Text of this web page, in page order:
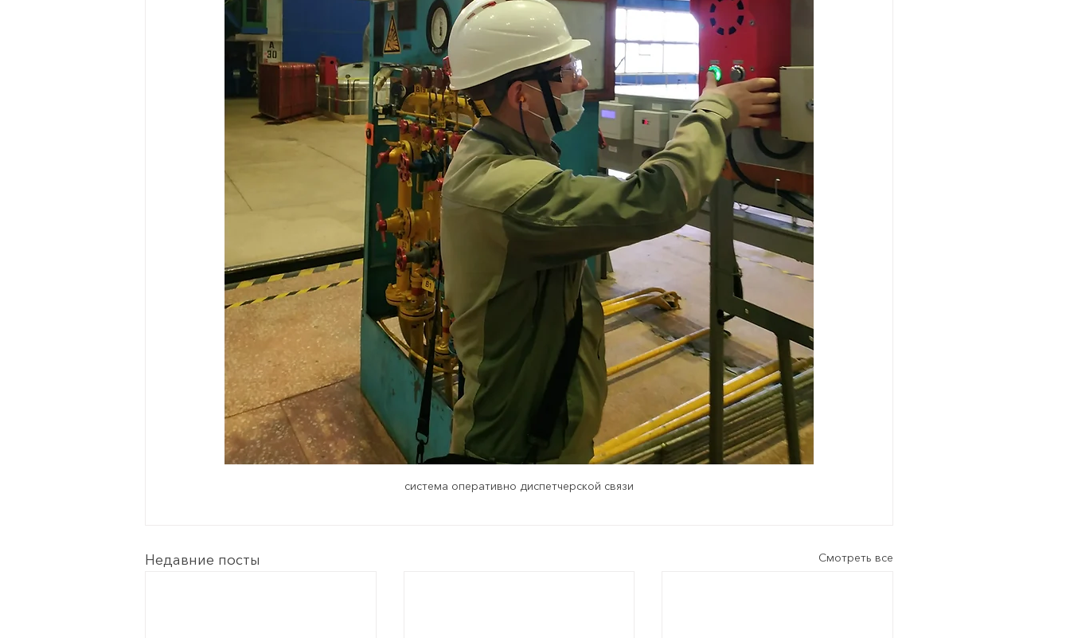
система оперативно диспетчерской связи
Недавние посты Смотреть все